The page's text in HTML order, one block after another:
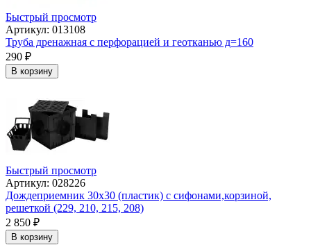
Быстрый просмотр
Артикул: 013108
Труба дренажная с перфорацией и геотканью д=160
290 ₽
В корзину
Быстрый просмотр
Артикул: 028226
Дождеприемник 30х30 (пластик) с сифонами,корзиной,
решеткой (229, 210, 215, 208)
2 850 ₽
В корзину